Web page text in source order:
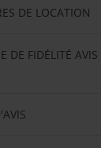
DE LOCATION
DE FIDÉLITÉ AVIS